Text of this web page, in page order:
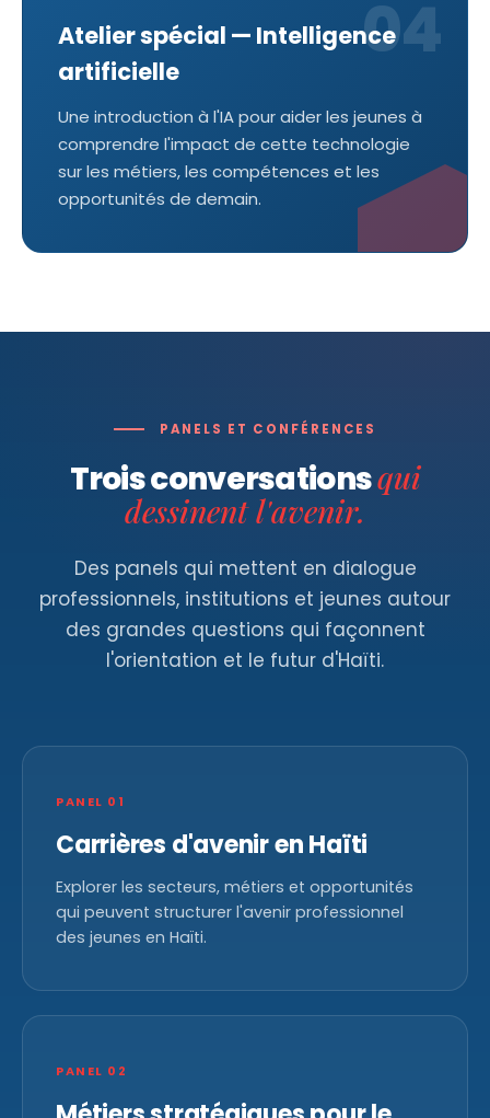
04
Atelier spécial — Intelligence
artificielle
Une introduction à l'IA pour aider les jeunes à
comprendre l'impact de cette technologie
sur les métiers, les compétences et les
opportunités de demain.
PANELS ET CONFÉRENCES
Trois conversationsqui
dessinent l'avenir.
Des panels qui mettent en dialogue
professionnels, institutions et jeunes autour
des grandes questions qui façonnent
l'orientation et le futur d'Haïti.
PANEL 01
Carrières d'avenir en Haïti
Explorer les secteurs, métiers et opportunités
qui peuvent structurer l'avenir professionnel
des jeunes en Haïti.
PANEL 02